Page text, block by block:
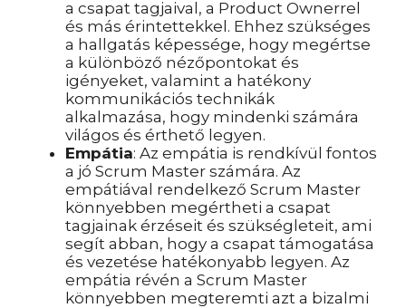
a csapat tagjaival, a Product Ownerrel
és más érintettekkel. Ehhez szükséges
a hallgatás képessége, hogy megértse
a különböző nézőpontokat és
igényeket, valamint a hatékony
kommunikációs technikák
alkalmazása, hogy mindenki számára
világos és érthető legyen.
Empátia: Az empátia is rendkívül fontos
a jó Scrum Master számára. Az
empátiával rendelkező Scrum Master
könnyebben megértheti a csapat
tagjainak érzéseit és szükségleteit, ami
segít abban, hogy a csapat támogatása
és vezetése hatékonyabb legyen. Az
empátia révén a Scrum Master
könnyebben megteremti azt a bizalmi